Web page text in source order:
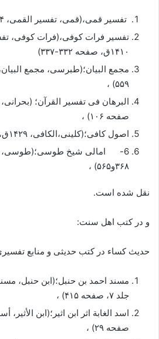
تفسیر قمی،(قمی، تفسیر القمی، ۱۴۰۴ق، جلد ۲، صفحه ۱۹۳)
تفسیر فرات کوفی،(فرات کوفی،
۱۴۱۰ق، صفحه ۳۳۲-۳۳۷)
۵۵۹) ،
صفحه ۱۰۶) ،
اصول کافی؛(کلینی،الکافی، ۱۴۲۹ق، جلد ۲، صفحه ۸) ،
۳۶۸و۵۶۵) ،
نقل شده است.
و در کتب اهل سنت:
حدیث کساء در کتب حدیثی و منابع
جلد ۷، صفحه ۴۱۵) ،
صفحه ۲۹) ،